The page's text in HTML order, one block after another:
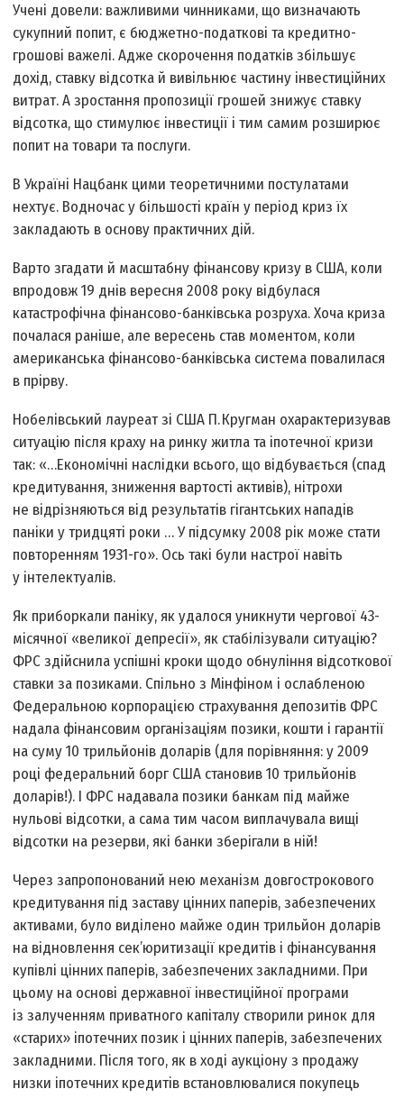
Учені довели: важливими чинниками, що визначають
сукупний попит, є бюджетно-податкові та кредитно-
грошові важелі. Адже скорочення податків збільшує
дохід, ставку відсотка й вивільнює частину інвестиційних
витрат. А зростання пропозиції грошей знижує ставку
відсотка, що стимулює інвестиції і тим самим розширює
попит на товари та послуги.
В Україні Нацбанк цими теоретичними постулатами
нехтує. Водночас у більшості країн у період криз їх
закладають в основу практичних дій.
Варто згадати й масштабну фінансову кризу в США, коли
впродовж 19 днів вересня 2008 року відбулася
катастрофічна фінансово-банківська розруха. Хоча криза
почалася раніше, але вересень став моментом, коли
американська фінансово-банківська система повалилася
в прірву.
Нобелівський лауреат зі США П. Кругман охарактеризував
ситуацію після краху на ринку житла та іпотечної кризи
так: «…Економічні наслідки всього, що відбувається (спад
кредитування, зниження вартості активів), нітрохи
не відрізняються від результатів гігантських нападів
паніки у тридцяті роки … У підсумку 2008 рік може стати
повторенням 1931-го». Ось такі були настрої навіть
у інтелектуалів.
Як приборкали паніку, як удалося уникнути чергової 43-
місячної «великої депресії», як стабілізували ситуацію?
ФРС здійснила успішні кроки щодо обнуління відсоткової
ставки за позиками. Спільно з Мінфіном і ослабленою
Федеральною корпорацією страхування депозитів ФРС
надала фінансовим організаціям позики, кошти і гарантії
на суму 10 трильйонів доларів (для порівняння: у 2009
році федеральний борг США становив 10 трильйонів
доларів!). І ФРС надавала позики банкам під майже
нульові відсотки, а сама тим часом виплачувала вищі
відсотки на резерви, які банки зберігали в ній!
Через запропонований нею механізм довгострокового
кредитування під заставу цінних паперів, забезпечених
активами, було виділено майже один трильйон доларів
на відновлення сек’юритизації кредитів і фінансування
купівлі цінних паперів, забезпечених закладними. При
цьому на основі державної інвестиційної програми
із залученням приватного капіталу створили ринок для
«старих» іпотечних позик і цінних паперів, забезпечених
закладними. Після того, як в ході аукціону з продажу
низки іпотечних кредитів встановлювалися покупець